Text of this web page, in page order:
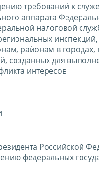
требований к
аппарата
налоговой
районам в
созданных для
интересов
Российской
федеральных